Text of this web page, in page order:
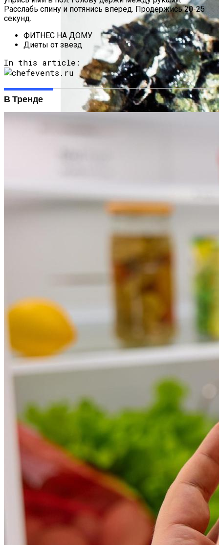
Даем Краткое Руководство По Самому
Популярному Деликатесу.
Расслабь спину и потянись вперед. Продержись 20-25
секунд.
ФИТНЕС НА ДОМУ
Диеты от звезд
In this article:
В Тренде